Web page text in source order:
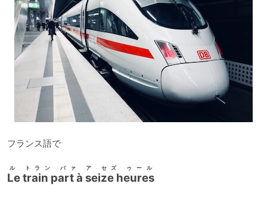
フランス語で
Le train part à seize heures
ル トラン パァ ア セズ ゥール